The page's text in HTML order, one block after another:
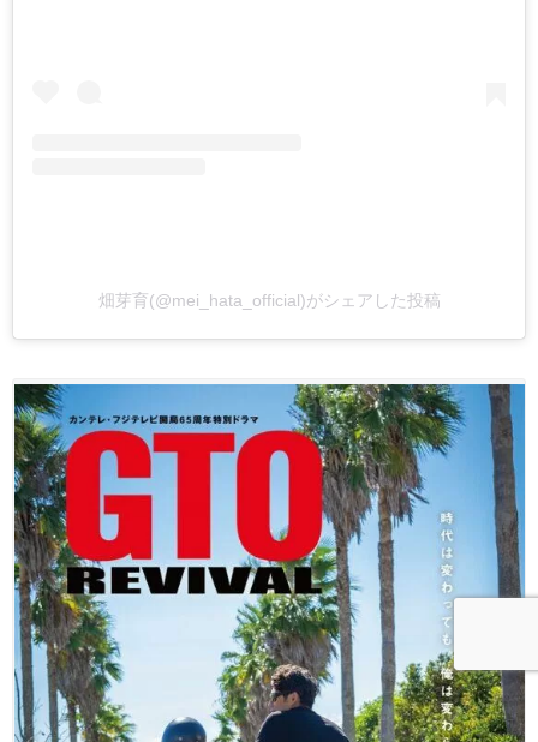
畑芽育(@mei_hata_official)がシェアした投稿